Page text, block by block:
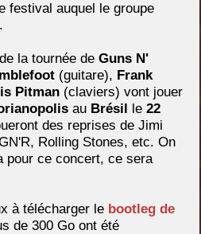
festival auquel le groupe
la tournée de Guns N'
(guitare), Frank
Pitman (claviers) vont jouer
au Brésil le 22
des reprises de Jimi
Rolling Stones, etc. On
pour ce concert, ce sera
à télécharger le bootleg de
de 300 Go ont été